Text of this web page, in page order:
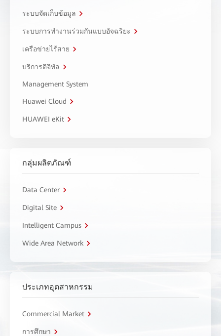
ระบบจัดเก็บข้อมูล
ระบบการทำงานร่วมกันแบบอัจฉริยะ
เครือข่ายไร้สาย
บริการดิจิทัล
Management System
Huawei Cloud
HUAWEI eKit
กลุ่มผลิตภัณฑ์
Data Center
Digital Site
Intelligent Campus
Wide Area Network
ประเภทอุตสาหกรรม
Commercial Market
การศึกษา